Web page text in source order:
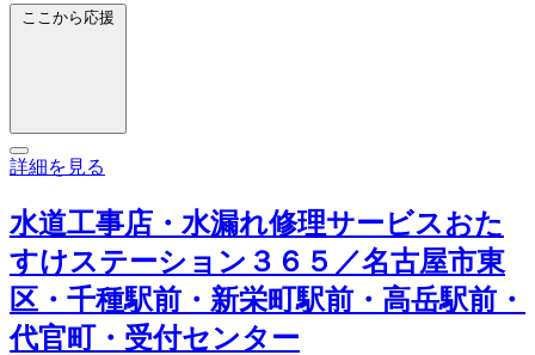
ここから応援
詳細を見る
水道工事店・水漏れ修理サービスおた
すけステーション３６５／名古屋市東
区・千種駅前・新栄町駅前・高岳駅前・
代官町・受付センター